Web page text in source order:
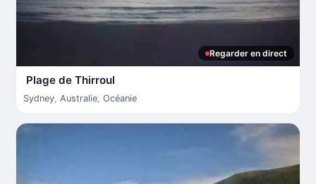
Regarder en direct
Plage de Thirroul
Sydney, Australie, Océanie